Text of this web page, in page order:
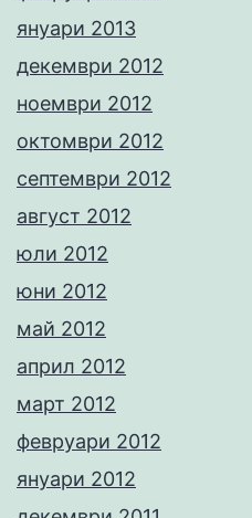
януари 2013
декември 2012
ноември 2012
октомври 2012
септември 2012
август 2012
юли 2012
юни 2012
май 2012
април 2012
март 2012
февруари 2012
януари 2012